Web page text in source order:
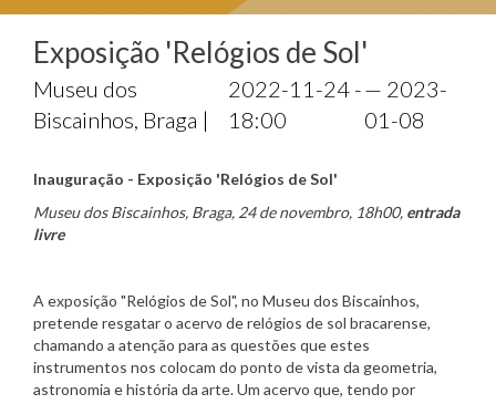
Exposição 'Relógios de Sol'
Museu dos
Biscainhos, Braga |
2022-11-24 -
18:00
— 2023-
01-08
Inauguração - Exposição 'Relógios de Sol'
Museu dos Biscainhos, Braga, 24 de novembro, 18h00, entrada
livre
A exposição "Relógios de Sol", no Museu dos Biscainhos,
pretende resgatar o acervo de relógios de sol bracarense,
chamando a atenção para as questões que estes
instrumentos nos colocam do ponto de vista da geometria,
astronomia e história da arte. Um acervo que, tendo por